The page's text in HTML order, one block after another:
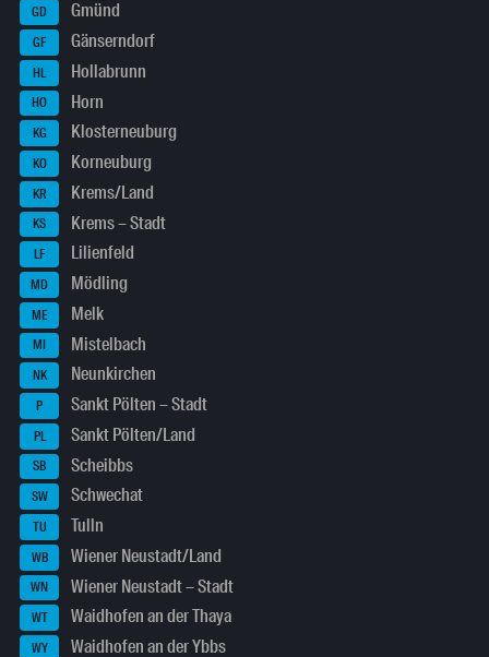
GD Gmünd
GF Gänserndorf
HL Hollabrunn
HO Horn
KG Klosterneuburg
KO Korneuburg
KR Krems/Land
KS Krems – Stadt
LF Lilienfeld
MD Mödling
ME Melk
MI Mistelbach
NK Neunkirchen
P Sankt Pölten – Stadt
PL Sankt Pölten/Land
SB Scheibbs
SW Schwechat
TU Tulln
WB Wiener Neustadt/Land
WN Wiener Neustadt – Stadt
WT Waidhofen an der Thaya
WY Waidhofen an der Ybbs